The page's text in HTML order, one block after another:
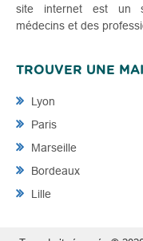
site internet est un
médecins et des
TROUVER UNE
Lyon
Paris
Marseille
Bordeaux
Lille